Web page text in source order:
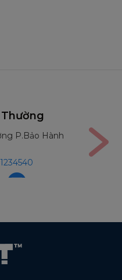
Mr Long
GĐ Miền Trung